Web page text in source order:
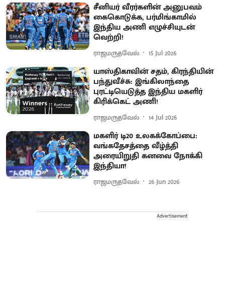
சீனியர் வீரர்களின் அனுபவம்
கைகொடுக்க, பர்மிங்காமில்
இந்திய அணி எழுச்சியுடன்
வெற்றி!
ராஜமருதவேல் 15 Jul 2026
யாஸ்திகாவின் சதம், கிரந்தியின்
பந்துவீச்சு: இங்கிலாந்தை
புரட்டியெடுத்த இந்திய மகளிர்
கிரிக்கெட் அணி!
ராஜமருதவேல் 14 Jul 2026
மகளிர் டி20 உலகக்கோப்பை:
வங்கதேசத்தை வீழ்த்தி
அரையிறுதி கனவை நோக்கி
இந்தியா!
ராஜமருதவேல் 26 Jun 2026
Advertisement